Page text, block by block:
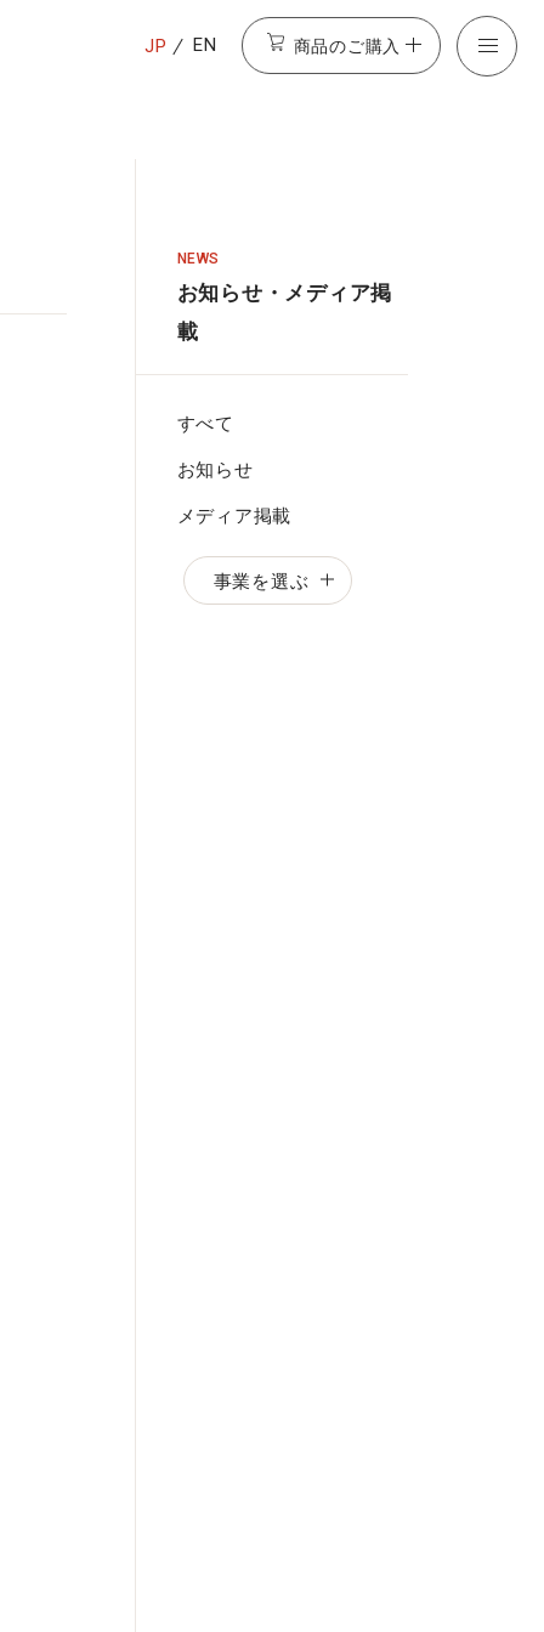
JP EN 商品のご購入
NEWS
お知らせ・メディア掲
載
すべて
お知らせ
メディア掲載
事業を選ぶ